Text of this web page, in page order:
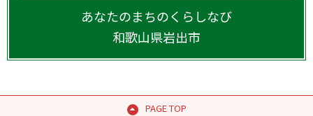
あなたのまちのくらしなび
和歌山県岩出市
PAGE TOP